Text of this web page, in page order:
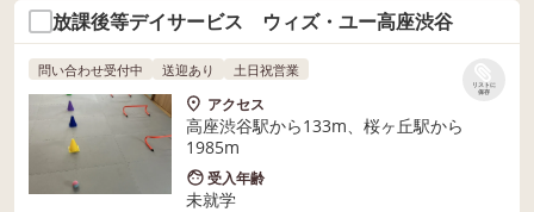
放課後等デイサービス ウィズ・ユー高座渋谷
リストに
保存
問い合わせ受付中 送迎あり 土日祝営業
アクセス
高座渋谷駅から133m、桜ヶ丘駅から
1985m
受入年齢
未就学